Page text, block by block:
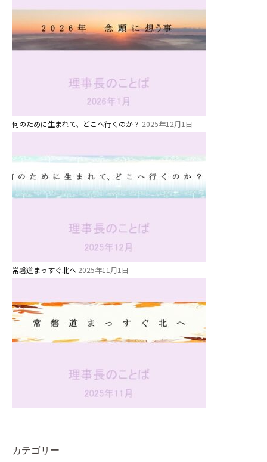
何のために生まれて、どこへ行くのか？ 2025年12月1日
常磐道まっすぐ北へ 2025年11月1日
カテゴリー
未就園児クラス
0歳親子登園［マカロンクラス ]
1歳・2歳親子登園［マリポサクラ
2歳児ひとり登園［ゆず組 ]
グループ施設・
学校法⼈鴨⾕学園 鳳幼稚園
学校法⼈諏訪森学園 諏訪森幼稚
園
社会福祉法人野田福祉会